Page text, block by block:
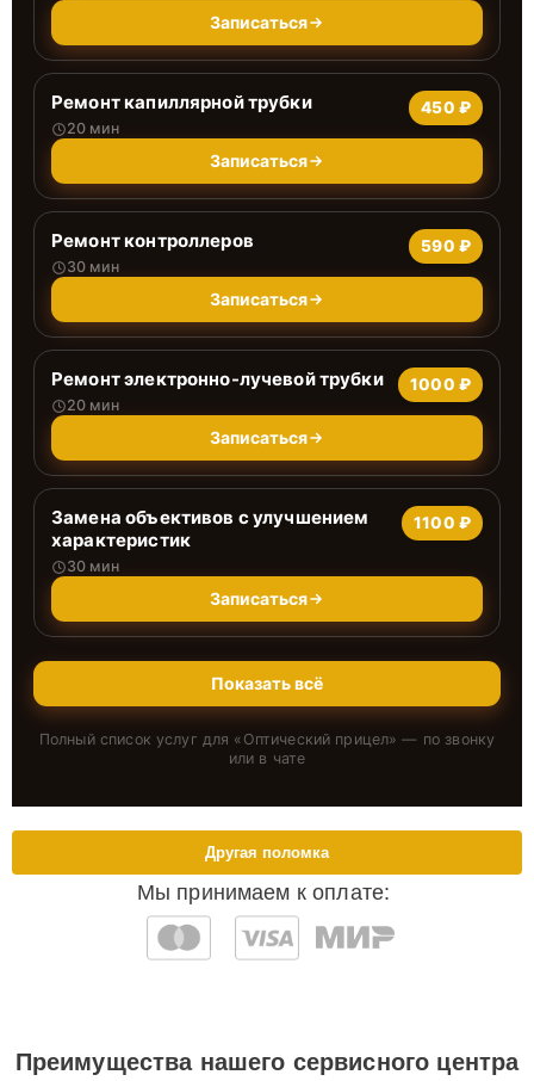
Записаться
Ремонт капиллярной трубки
20 мин
450 ₽
Записаться
Ремонт контроллеров
30 мин
590 ₽
Записаться
Ремонт электронно-лучевой трубки
20 мин
1000 ₽
Записаться
Замена объективов с улучшением
характеристик
30 мин
1100 ₽
Записаться
Показать всё
Полный список услуг для « Оптический прицел» — по звонку
или в чате
Мы принимаем к оплате:
Другая поломка
Преимущества нашего сервисного центра